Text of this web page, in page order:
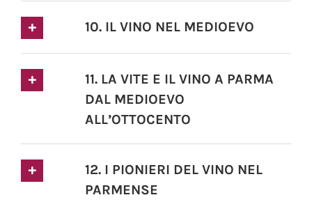
10. IL VINO NEL MEDIOEVO
11. LA VITE E IL VINO A PARMA
DAL MEDIOEVO
ALL’OTTOCENTO
12. I PIONIERI DEL VINO NEL
PARMENSE